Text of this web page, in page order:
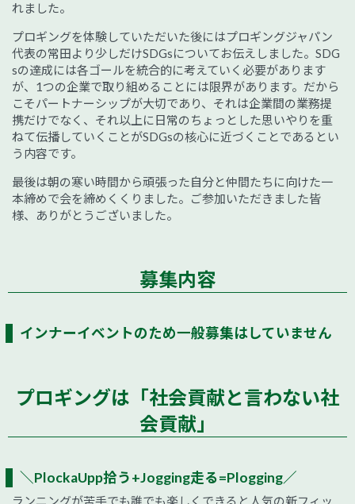
れました。
プロギングを体験していただいた後にはプロギングジャパン
代表の常田より少しだけSDGsについてお伝えしました。SDG
sの達成には各ゴールを統合的に考えていく必要があります
が、1つの企業で取り組めることには限界があります。だから
こそパートナーシップが大切であり、それは企業間の業務提
携だけでなく、それ以上に日常のちょっとした思いやりを重
ねて伝播していくことがSDGsの核心に近づくことであるとい
う内容です。
最後は朝の寒い時間から頑張った自分と仲間たちに向けた一
本締めで会を締めくくりました。ご参加いただきました皆
様、ありがとうございました。
募集内容
インナーイベントのため一般募集はしていません
プロギングは「社会貢献と言わない社
会貢献」
＼PlockaUpp拾う+Jogging走る=Plogging／
ランニングが苦手でも誰でも楽しくできると人気の新フィッ